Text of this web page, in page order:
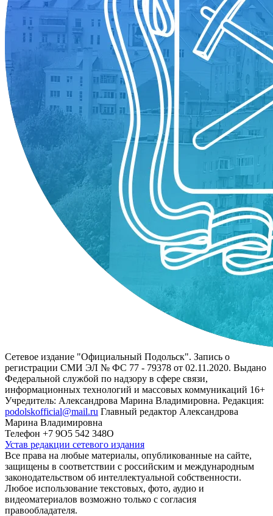
Сетевое издание "Официальный Подольск". Запись о
регистрации СМИ ЭЛ № ФС 77 - 79378 от 02.11.2020. Выдано
Федеральной службой по надзору в сфере связи,
информационных технологий и массовых коммуникаций 16+
Учредитель: Александрова Марина Владимировна. Редакция:
podolskofficial@mail.ru Главный редактор Александрова
Марина Владимировна
Телефон +7 9О5 542 348О
Устав редакции сетевого издания
Все права на любые материалы, опубликованные на сайте,
защищены в соответствии с российским и международным
законодательством об интеллектуальной собственности.
Любое использование текстовых, фото, аудио и
видеоматериалов возможно только с согласия
правообладателя.